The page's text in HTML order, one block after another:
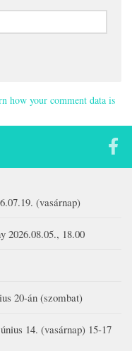
how your comment data is
(vasárnap)
2026.08.05., 18.00
20-án (szombat)
14. (vasárnap) 15-17